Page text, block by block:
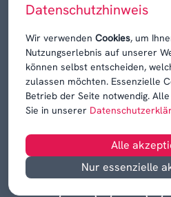
Datenschutzhinweis
Wir verwenden Cookies, um
Nutzungserlebnis auf unserer
können selbst entscheiden,
zulassen möchten. Essenzielle
Betrieb der Seite notwendig.
Sie in unserer
Alle
Nur essenzielle
Karrieren, Krisen &